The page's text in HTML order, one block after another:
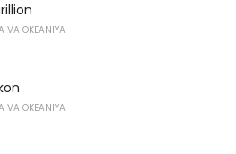
VA OKEANIYA
VA OKEANIYA